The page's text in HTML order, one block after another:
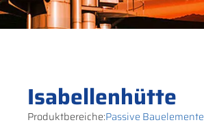
Isabellenhütte
Produktbereiche:Passive Bauelemente